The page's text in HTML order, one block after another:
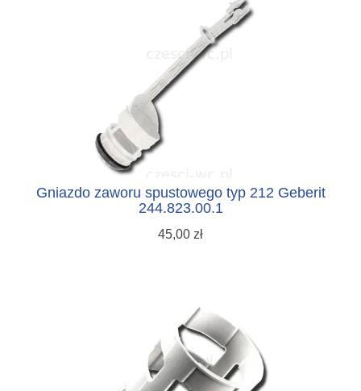
Gniazdo zaworu spustowego typ 212 Geberit
244.823.00.1
45,00 zł